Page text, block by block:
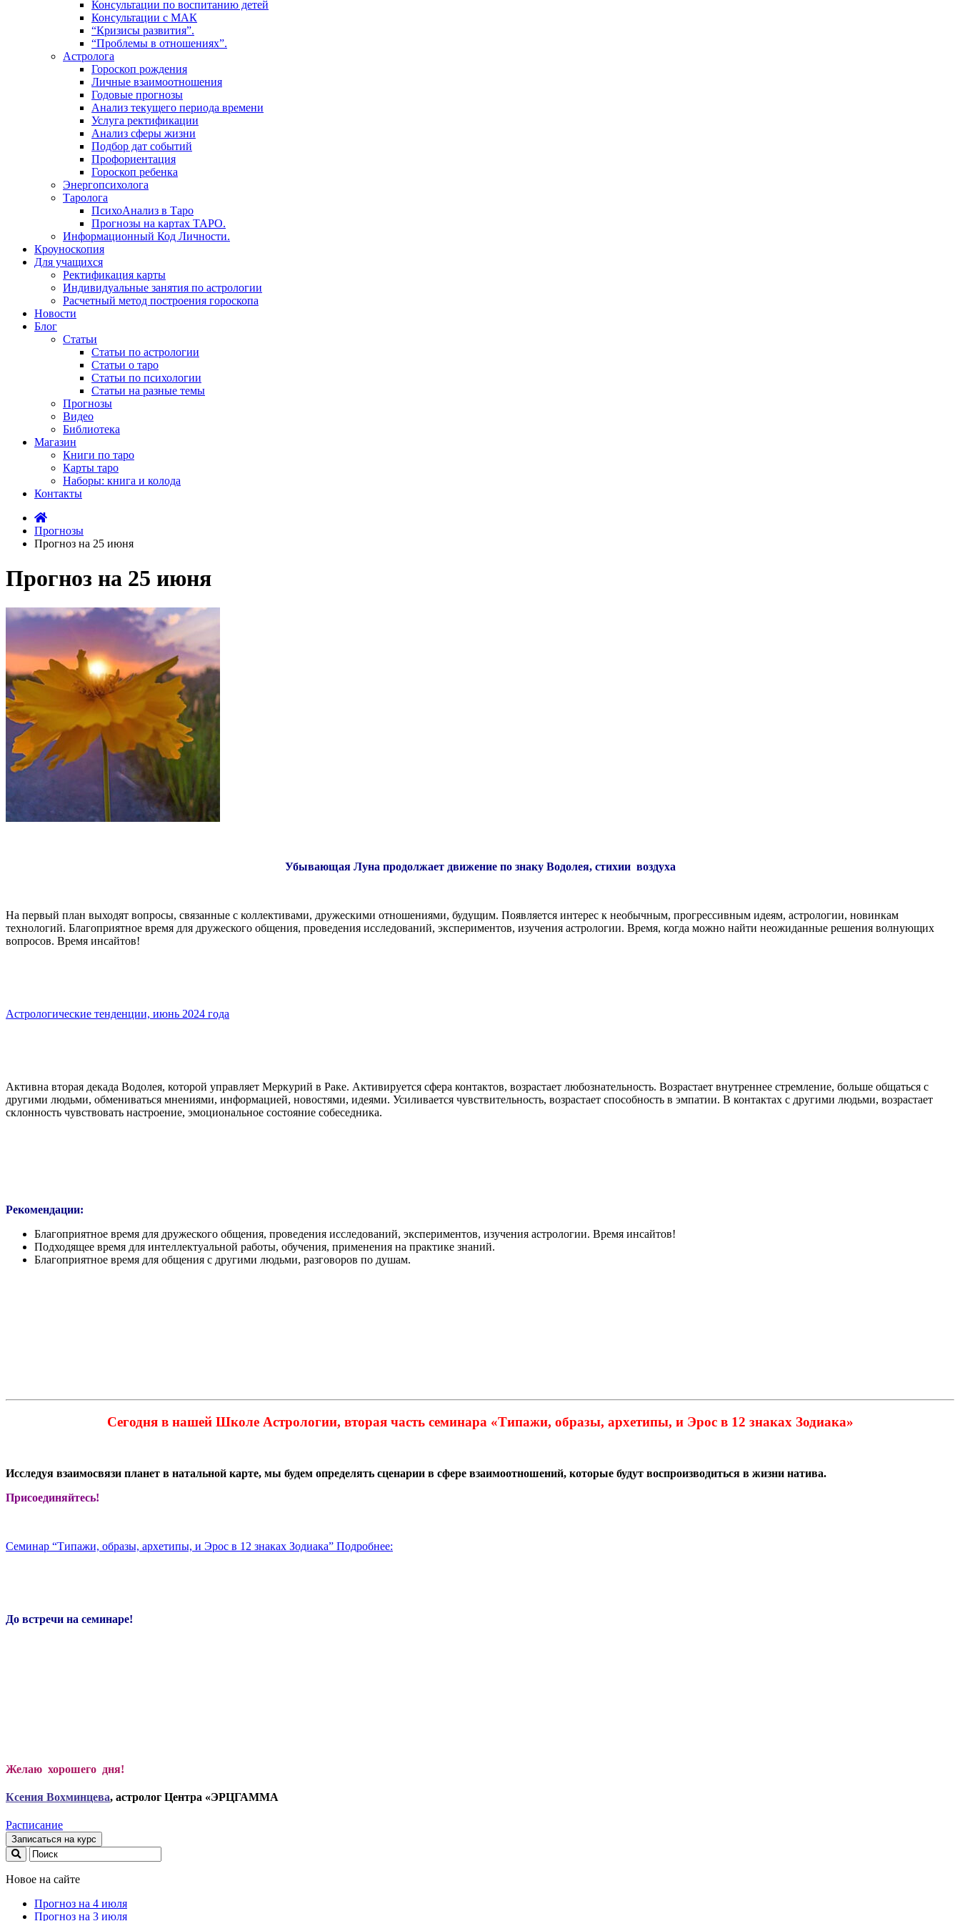
Консультации по воспитанию детей
Консультации с МАК
“Кризисы развития”.
“Проблемы в отношениях”.
Астролога
Гороскоп рождения
Личные взаимоотношения
Годовые прогнозы
Анализ текущего периода времени
Услуга ректификации
Анализ сферы жизни
Подбор дат событий
Профориентация
Гороскоп ребенка
Энергопсихолога
Таролога
ПсихоАнализ в Таро
Прогнозы на картах ТАРО.
Информационный Код Личности.
Кроуноскопия
Для учащихся
Ректификация карты
Индивидуальные занятия по астрологии
Расчетный метод построения гороскопа
Новости
Блог
Статьи
Статьи по астрологии
Статьи о таро
Статьи по психологии
Статьи на разные темы
Прогнозы
Видео
Библиотека
Магазин
Книги по таро
Карты таро
Наборы: книга и колода
Контакты
Прогнозы
Прогноз на 25 июня
Прогноз на 25 июня
Убывающая Луна продолжает движение по знаку Водолея, стихии воздуха
На первый план выходят вопросы, связанные с коллективами, дружескими отношениями, будущим. Появляется интерес к необычным, прогрессивным идеям, астрологии, новинкам
технологий. Благоприятное время для дружеского общения, проведения исследований, экспериментов, изучения астрологии. Время, когда можно найти неожиданные решения волнующих
вопросов. Время инсайтов!
Астрологические тенденции, июнь 2024 года
Активна вторая декада Водолея, которой управляет Меркурий в Раке. Активируется сфера контактов, возрастает любознательность. Возрастает внутреннее стремление, больше общаться с
другими людьми, обмениваться мнениями, информацией, новостями, идеями. Усиливается чувствительность, возрастает способность в эмпатии. В контактах с другими людьми, возрастает
склонность чувствовать настроение, эмоциональное состояние собеседника.
Рекомендации:
Благоприятное время для дружеского общения, проведения исследований, экспериментов, изучения астрологии. Время инсайтов!
Подходящее время для интеллектуальной работы, обучения, применения на практике знаний.
Благоприятное время для общения с другими людьми, разговоров по душам.
Сегодня в нашей Школе Астрологии, вторая часть семинара «Типажи, образы, архетипы, и Эрос в 12 знаках Зодиака»
Исследуя взаимосвязи планет в натальной карте, мы будем определять сценарии в сфере взаимоотношений, которые будут воспроизводиться в жизни натива.
Присоединяйтесь!
Семинар “Типажи, образы, архетипы, и Эрос в 12 знаках Зодиака” Подробнее:
До встречи на семинаре!
Желаю хорошего дня!
Ксения Вохминцева, астролог Центра «ЭРЦГАММА
Расписание
Записаться на курс
Новое на сайте
Прогноз на 4 июля
Прогноз на 3 июля